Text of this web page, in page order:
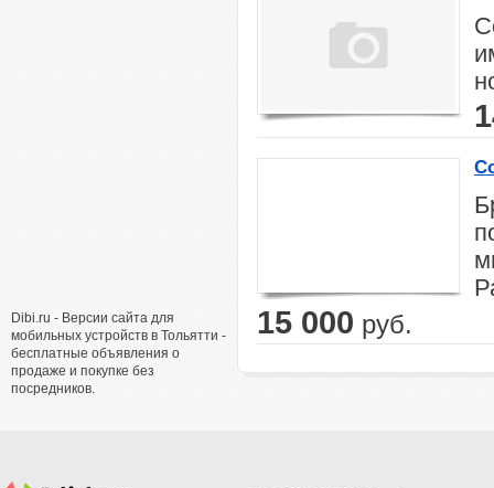
Dibi.ru - Версии сайта для
мобильных устройств в Тольятти -
бесплатные объявления о
продаже и покупке без
посредников.
15 000 руб.